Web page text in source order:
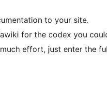
to your site.
for the codex you
effort, just enter the